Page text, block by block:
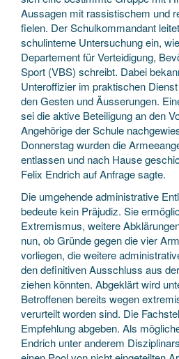
Aussagen mit rassistischem und
fielen. Der Schulkommandant
schulinterne Untersuchung ein,
Departement für Verteidigung,
Sport (VBS) schreibt. Dabei
Unteroffizier im praktischen
den Gesten und Äusserungen.
sei die aktive Beteiligung an den
Angehörige der Schule
Donnerstag wurden die
entlassen und nach Hause
Felix Endrich auf Anfrage sagte.
Die umgehende administrative
bedeute kein Präjudiz. Sie
Extremismus, weitere
nun, ob Gründe gegen die vier
vorliegen, die weitere
den definitiven Ausschluss aus
ziehen könnten. Abgeklärt wird
Betroffenen bereits wegen
verurteilt worden sind. Die
Empfehlung abgeben. Als
Endrich unter anderem